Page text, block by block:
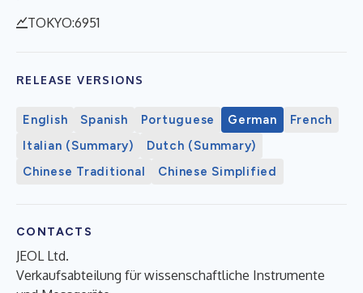
TOKYO:6951
RELEASE VERSIONS
English Spanish Portuguese German
French
Italian (Summary)
Dutch (Summary)
Chinese Traditional
Chinese Simplified
CONTACTS
JEOL Ltd.
Verkaufsabteilung für wissenschaftliche Instrumente